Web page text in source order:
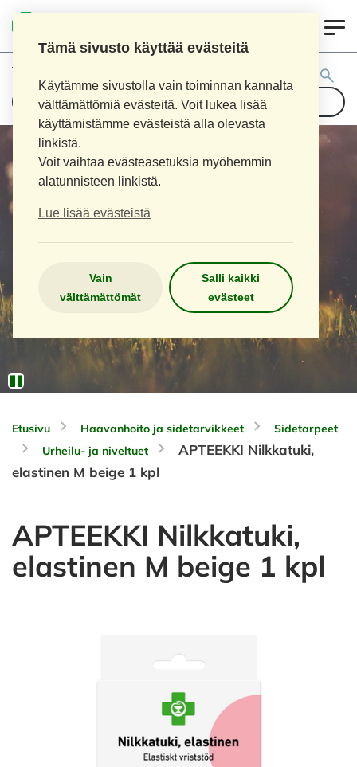
Tämä sivusto käyttää evästeitä
Käytämme sivustolla vain toiminnan kannalta
välttämättömiä evästeitä. Voit lukea lisää
käyttämistämme evästeistä alla olevasta
linkistä.
Voit vaihtaa evästeasetuksia myöhemmin
alatunnisteen linkistä.
Lue lisää evästeistä
Vain
välttämättömät
Salli kaikki
evästeet
Tuotehaku:
Etusivu Haavanhoito ja sidetarvikkeet
Sidetarpeet
Urheilu- ja niveltuet
APTEEKKI Nilkkatuki,
elastinen M beige 1 kpl
APTEEKKI Nilkkatuki,
elastinen M beige 1 kpl